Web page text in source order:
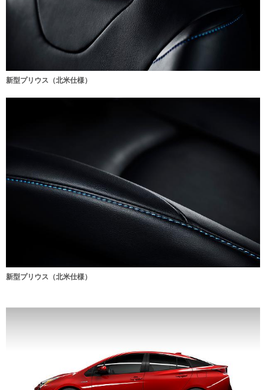
新型プリウス（北米仕様）
新型プリウス（北米仕様）